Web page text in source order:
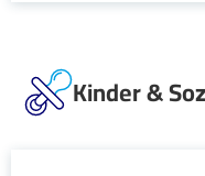
Kinder &